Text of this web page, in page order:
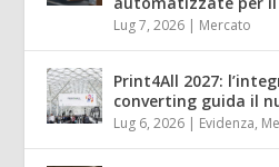
Lug 7, 2026 | Mercato
Print4All 2027:
converting guida il
Lug 6, 2026 | Evidenza,